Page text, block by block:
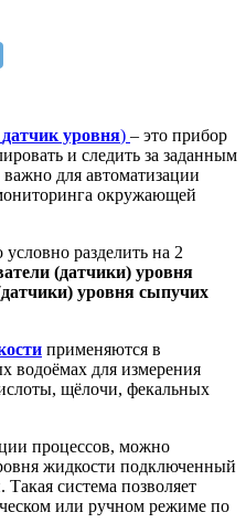
датчик уровня) – это прибор
и следить за заданным
для автоматизации
окружающей
разделить на 2
(датчики) уровня
уровня сыпучих
применяются в
водоёмах для измерения
щёлочи, фекальных
процессов, можно
жидкости подключенный
система позволяет
или ручном режиме по